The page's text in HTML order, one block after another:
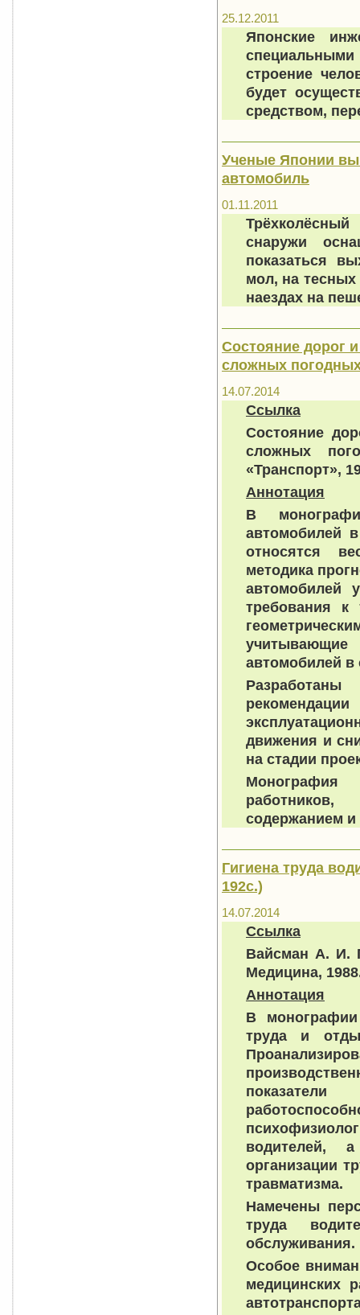
25.12.2011
Японские
строение
будет
средством,
Ученые Японии
автомобиль
01.11.2011
снаружи
показаться
мол, на тесных
наездах на
Состояние дорог
сложных
14.07.2014
Ссылка
Состояние
сложных
«Транспорт»,
Аннотация
В
автомобилей
относятся
методика
автомобилей
требования к
автомобилей
движения и
на стадии
Монография
содержанием и
Гигиена труда
192с.)
14.07.2014
Ссылка
Вайсман А. И.
Медицина,
Аннотация
В
труда и
водителей,
организации
травматизма.
Намечены
труда
обслуживания.
Особое
медицинских